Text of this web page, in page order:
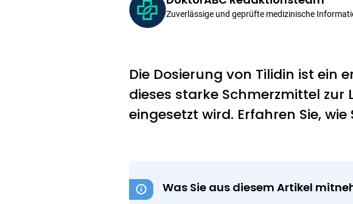
Zuverlässige und geprüfte medizinische
Die Dosierung von Tilidin ist ein
dieses starke Schmerzmittel
eingesetzt wird. Erfahren Sie,
Was Sie aus diesem Artikel